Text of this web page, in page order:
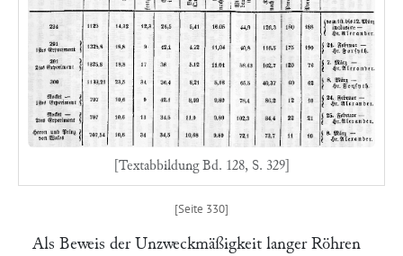
[Textabbildung Bd. 128, S. 329]
Als Beweis der Unzweckmäßigkeit langer Röhren